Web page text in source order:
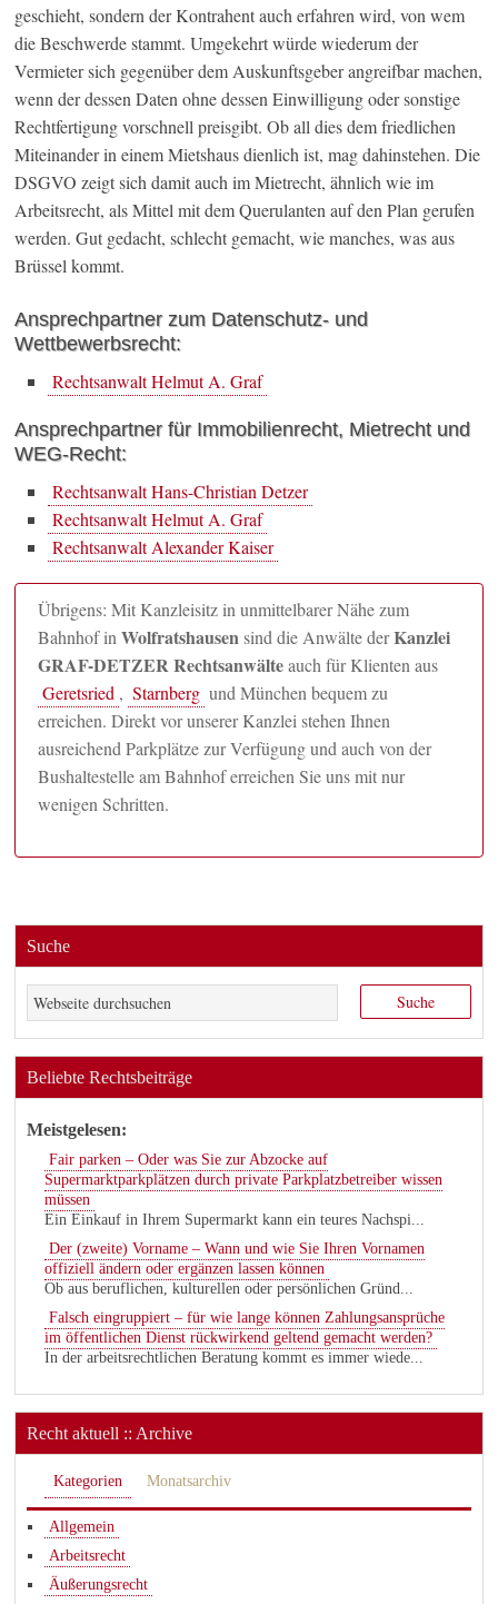
geschieht, sondern der Kontrahent auch erfahren wird, von wem
die Beschwerde stammt. Umgekehrt würde wiederum der
Vermieter sich gegenüber dem Auskunftsgeber angreifbar machen,
wenn der dessen Daten ohne dessen Einwilligung oder sonstige
Rechtfertigung vorschnell preisgibt. Ob all dies dem friedlichen
Miteinander in einem Mietshaus dienlich ist, mag dahinstehen. Die
DSGVO zeigt sich damit auch im Mietrecht, ähnlich wie im
Arbeitsrecht, als Mittel mit dem Querulanten auf den Plan gerufen
werden. Gut gedacht, schlecht gemacht, wie manches, was aus
Brüssel kommt.
Ansprechpartner zum Datenschutz- und
Wettbewerbsrecht:
Rechtsanwalt Helmut A. Graf
Ansprechpartner für Immobilienrecht, Mietrecht und
WEG-Recht:
Rechtsanwalt Hans-Christian Detzer
Rechtsanwalt Helmut A. Graf
Rechtsanwalt Alexander Kaiser
Übrigens: Mit Kanzleisitz in unmittelbarer Nähe zum
Bahnhof inWolfratshausensind die Anwälte derKanzlei
GRAF-DETZER Rechtsanwälteauch für Klienten aus
Geretsried , Starnberg und München bequem zu
erreichen. Direkt vor unserer Kanzlei stehen Ihnen
ausreichend Parkplätze zur Verfügung und auch von der
Bushaltestelle am Bahnhof erreichen Sie uns mit nur
wenigen Schritten.
Suche
Beliebte Rechtsbeiträge
Meistgelesen:
Fair parken – Oder was Sie zur Abzocke auf
Supermarktparkplätzen durch private Parkplatzbetreiber wissen
müssen
Ein Einkauf in Ihrem Supermarkt kann ein teures Nachspi...
Der (zweite) Vorname – Wann und wie Sie Ihren Vornamen
offiziell ändern oder ergänzen lassen können
Ob aus beruflichen, kulturellen oder persönlichen Gründ...
Falsch eingruppiert – für wie lange können Zahlungsansprüche
im öffentlichen Dienst rückwirkend geltend gemacht werden?
In der arbeitsrechtlichen Beratung kommt es immer wiede...
Recht aktuell :: Archive
Kategorien Monatsarchiv
Allgemein
Arbeitsrecht
Äußerungsrecht